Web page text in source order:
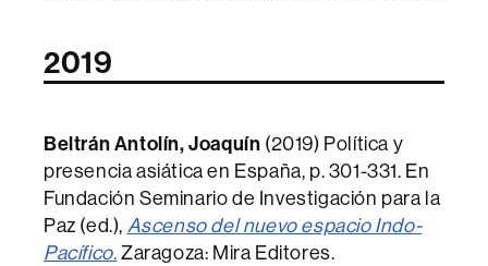
2019
Beltrán Antolín, Joaquín (2019) Política y
presencia asiática en España, p. 301-331. En
Fundación Seminario de Investigación para la
Paz (ed.), Ascenso del nuevo espacio Indo-
Pacífico.Zaragoza: Mira Editores.